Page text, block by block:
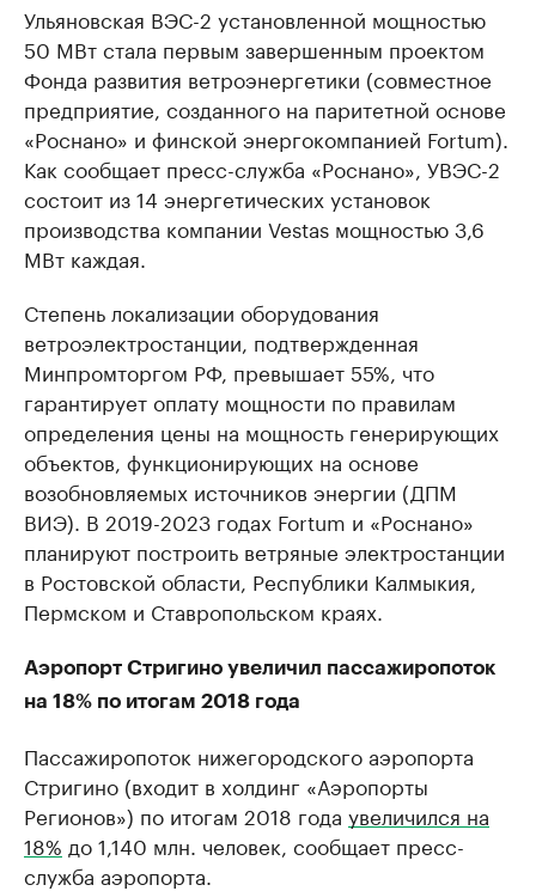
Ульяновская ВЭС-2 установленной мощностью
50 МВт стала первым завершенным проектом
Фонда развития ветроэнергетики (совместное
предприятие, созданного на паритетной основе
«Роснано» и финской энергокомпанией Fortum).
Как сообщает пресс-служба «Роснано», УВЭС-2
состоит из 14 энергетических установок
производства компании Vestas мощностью 3,6
МВт каждая.
Степень локализации оборудования
ветроэлектростанции, подтвержденная
Минпромторгом РФ, превышает 55%, что
гарантирует оплату мощности по правилам
определения цены на мощность генерирующих
объектов, функционирующих на основе
возобновляемых источников энергии (ДПМ
ВИЭ). В 2019-2023 годах Fortum и «Роснано»
планируют построить ветряные электростанции
в Ростовской области, Республики Калмыкия,
Пермском и Ставропольском краях.
Аэропорт Стригино увеличил пассажиропоток
на 18% по итогам 2018 года
Пассажиропоток нижегородского аэропорта
Стригино (входит в холдинг «Аэропорты
Регионов») по итогам 2018 года увеличился на
18% до 1,140 млн. человек, сообщает пресс-
служба аэропорта.